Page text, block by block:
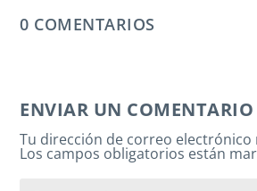
0 COMENTARIOS
ENVIAR UN COMENTARIO
Tu dirección de correo electrónico
Los campos obligatorios están